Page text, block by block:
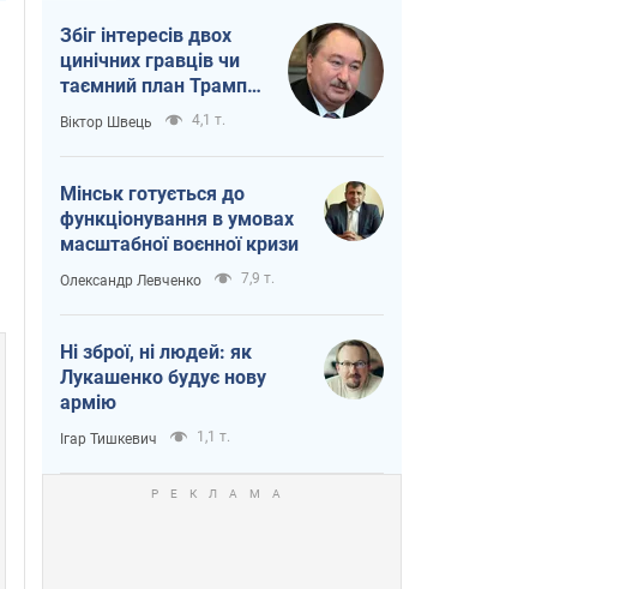
Збіг інтересів двох
цинічних гравців чи
таємний план Трампа
і Путіна?
Віктор Швець 4,1 т.
Мінськ готується до
функціонування в умовах
масштабної воєнної кризи
Олександр Левченко 7,9 т.
Ні зброї, ні людей: як
Лукашенко будує нову
армію
Ігар Тишкевич 1,1 т.